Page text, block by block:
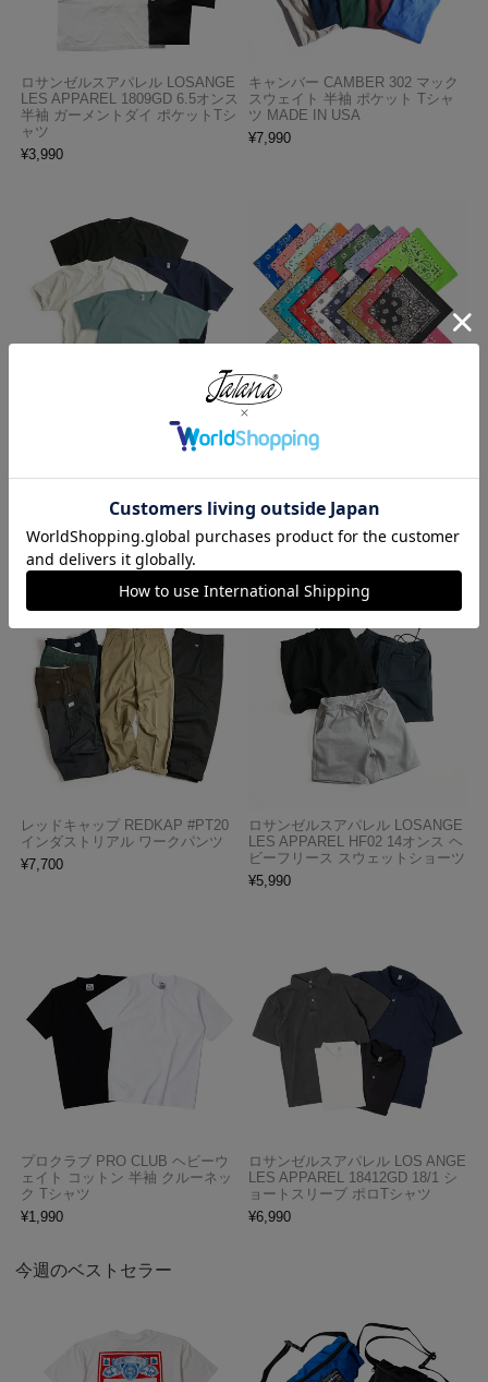
ロサンゼルスアパレル LOSANGE
LES APPAREL 1809GD 6.5オンス
半袖 ガーメントダイ ポケットTシ
ャツ
¥3,990
キャンバー CAMBER 302 マック
スウェイト 半袖 ポケット Tシャ
ツ MADE IN USA
¥7,990
ロサンゼルスアパレル LOSANGE
LES APPAREL 1203GD 8.5オンス
ダイ Tシャツ
ハバハンク HAV-A-HANK バンダ
ナ アメリカ製 トラディショナル
PANY
¥ 770
レッドキャップ REDKAP #PT20
インダストリアル ワークパンツ
¥7,700
ロサンゼルスアパレル LOSANGE
LES APPAREL HF02 14オンス ヘ
ビーフリース スウェットショーツ
¥5,990
プロクラブ PRO CLUB ヘビーウ
ェイト コットン 半袖 クルーネッ
ク Tシャツ
¥1,990
ロサンゼルスアパレル LOS ANGE
LES APPAREL 18412GD 18/1 シ
ョートスリーブ ポロTシャツ
¥6,990
今週のベストセラー